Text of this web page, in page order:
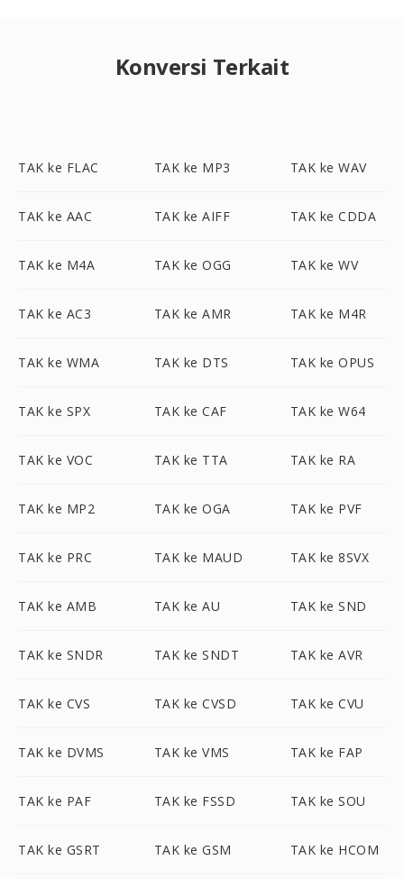
Konversi Terkait
TAK ke FLAC TAK ke MP3 TAK ke WAV
TAK ke AAC TAK ke AIFF TAK ke CDDA
TAK ke M4A TAK ke OGG TAK ke WV
TAK ke AC3 TAK ke AMR TAK ke M4R
TAK ke WMA TAK ke DTS TAK ke OPUS
TAK ke SPX TAK ke CAF TAK ke W64
TAK ke VOC TAK ke TTA TAK ke RA
TAK ke MP2 TAK ke OGA TAK ke PVF
TAK ke PRC TAK ke MAUD TAK ke 8SVX
TAK ke AMB TAK ke AU TAK ke SND
TAK ke SNDR TAK ke SNDT TAK ke AVR
TAK ke CVS TAK ke CVSD TAK ke CVU
TAK ke DVMS TAK ke VMS TAK ke FAP
TAK ke PAF TAK ke FSSD TAK ke SOU
TAK ke GSRT TAK ke GSM TAK ke HCOM